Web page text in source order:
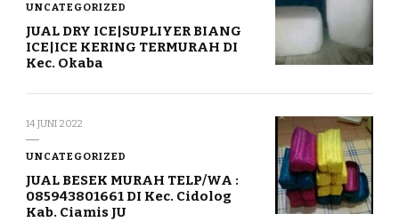
UNCATEGORIZED
JUAL DRY ICE|SUPLIYER BIANG
ICE|ICE KERING TERMURAH DI
Kec. Okaba
14 JUNI 2022
UNCATEGORIZED
JUAL BESEK MURAH TELP/WA :
085943801661 DI Kec. Cidolog
Kab. Ciamis JU